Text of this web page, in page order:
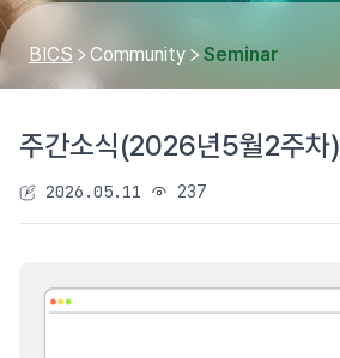
BICS Community Seminar
주간소식(2026년5월2주차)
2026.05.11 237